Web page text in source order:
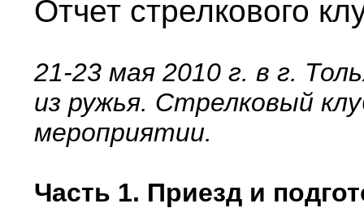
Отчет стрелкового
21-23 мая 2010 г. в г.
из ружья. Стрелковый
мероприятии.
Часть 1. Приезд и